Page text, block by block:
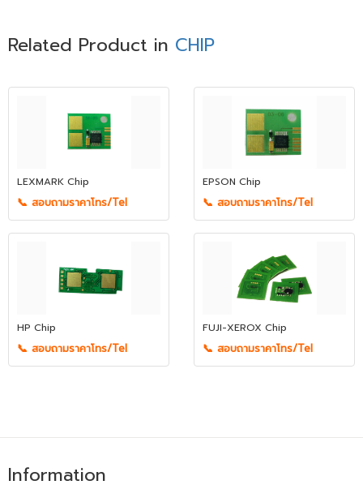
Related Product in CHIP
LEXMARK Chip
📞 สอบถามราคาโทร/Tel
EPSON Chip
📞 สอบถามราคาโทร/Tel
HP Chip
📞 สอบถามราคาโทร/Tel
FUJI-XEROX Chip
📞 สอบถามราคาโทร/Tel
Information